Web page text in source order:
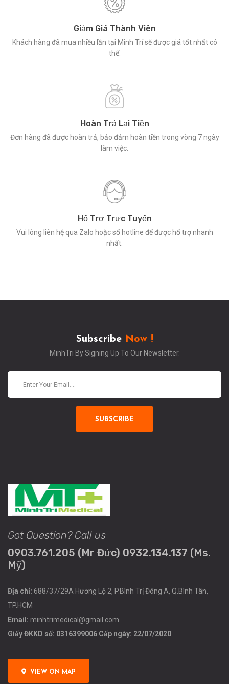
Giảm Giá Thành Viên
Khách hàng đã mua nhiều lần tại Minh Trí sẽ được giá tốt nhất có
thể.
Hoàn Trả Lại Tiền
Đơn hàng đã được hoàn trả, bảo đảm hoàn tiền trong vòng 7 ngày
làm việc.
Hổ Trợ Trực Tuyến
Vui lòng liên hệ qua Zalo hoặc số hotline để được hổ trợ nhanh
nhất.
Subscribe Now !
MinhTri By Signing Up To Our Newsletter.
SUBSCRIBE
Got Question? Call us
0903.761.205 (Mr Đức) 0932.134.137 (Ms.
Mỹ)
Địa chỉ: 688/37/29A Hương Lộ 2, P.Bình Trị Đông A, Q.Bình Tân,
TP.HCM
Email: minhtrimedical@gmail.com
Giấy ĐKKD số: 0316399006 Cấp ngày: 22/07/2020
VIEW ON MAP